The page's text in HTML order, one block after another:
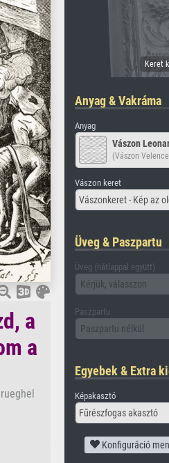
a
a
Anyag & Vakráma
Anyag
Vászon
(Vászon
Vászon keret
Vászonkeret - Kép az
Üveg & Paszpartu
Üveg (hátlappal együtt)
Kérjük, válasszon
Paszpartu
Paszpartu nélkül
Egyebek & Extra
Képakasztó
Fűrészfogas akasztó
Konfiguráció